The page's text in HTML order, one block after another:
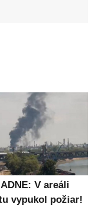
V areáli
vypukol požiar!